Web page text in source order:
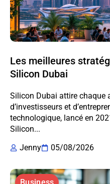
Les meilleures
Silicon Dubai
Silicon Dubai attire chaque
d’investisseurs et
technologique, lancé en
Silicon...
Jenny
05/08/2026